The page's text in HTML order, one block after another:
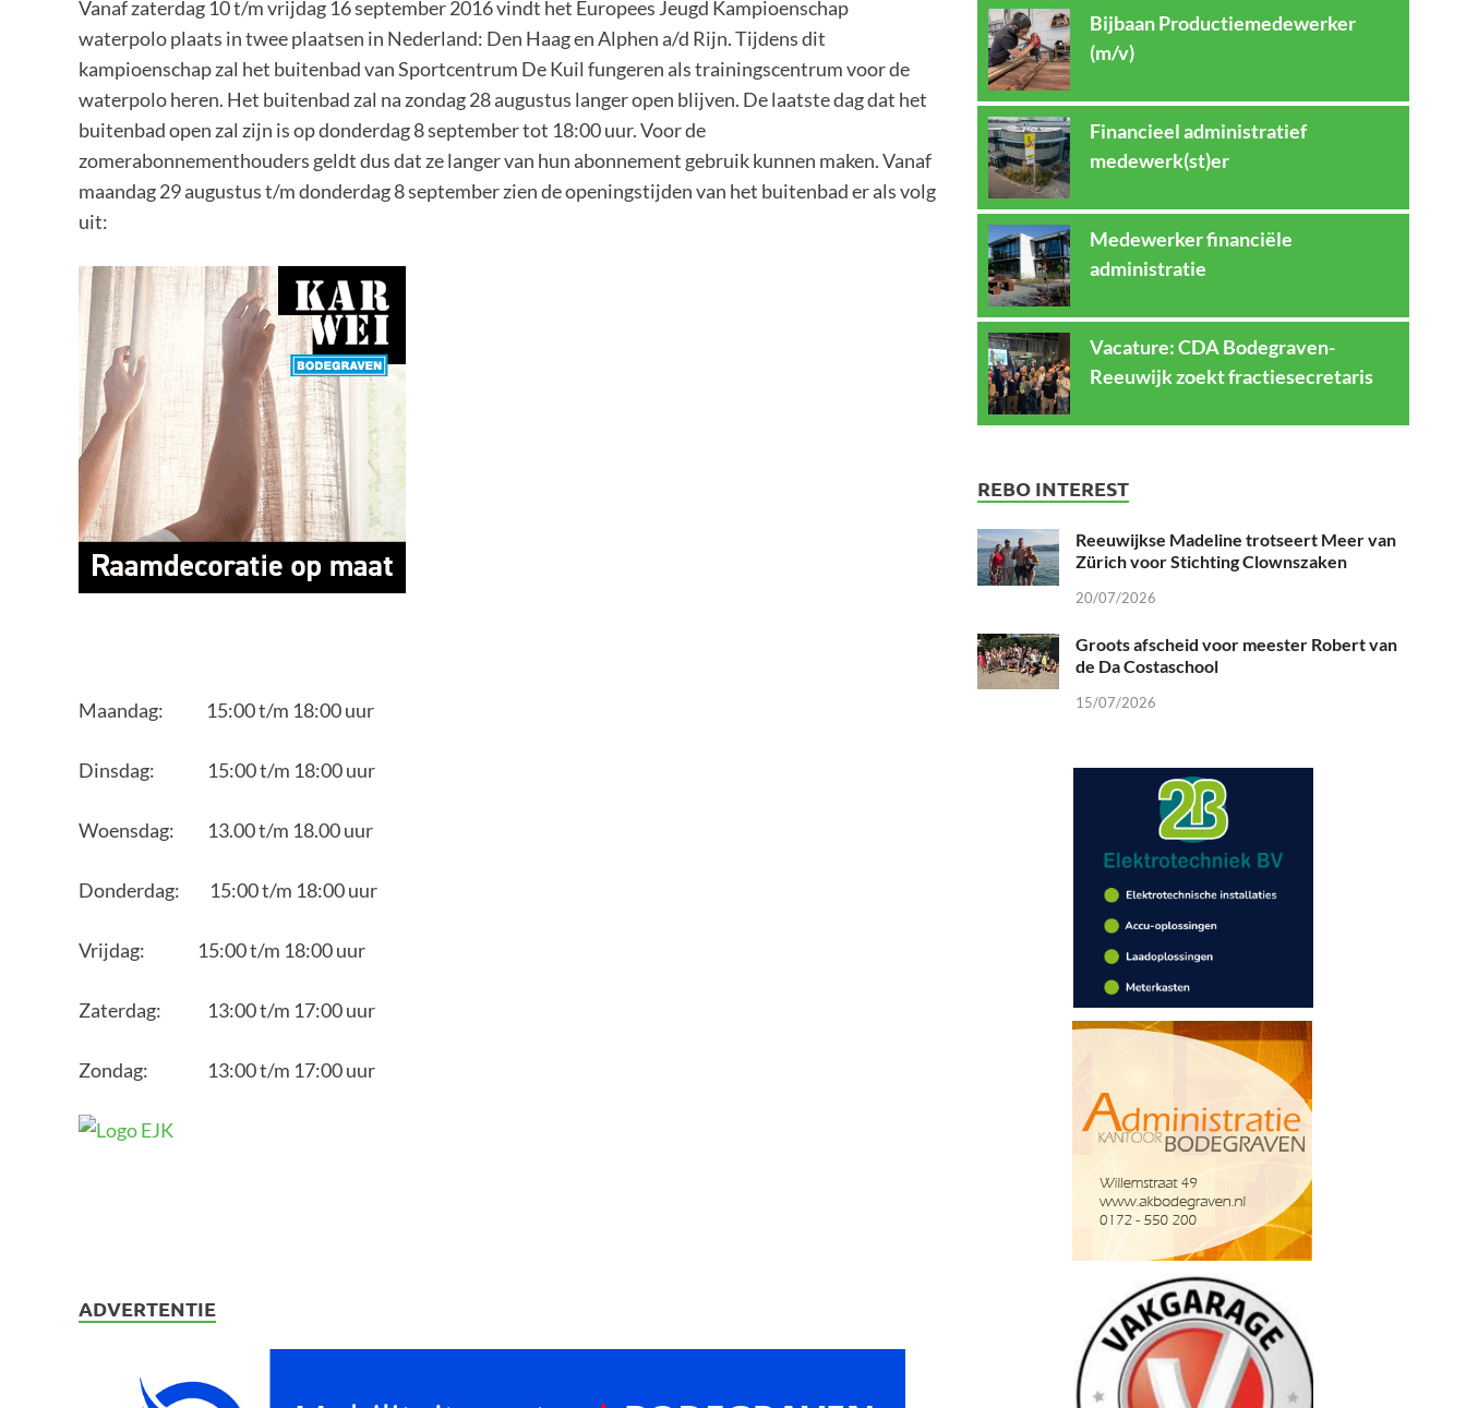
Vanaf zaterdag 10 t/m vrijdag 16 september 2016 vindt het Europees Jeugd Kampioenschap
waterpolo plaats in twee plaatsen in Nederland: Den Haag en Alphen a/d Rijn. Tijdens dit
kampioenschap zal het buitenbad van Sportcentrum De Kuil fungeren als trainingscentrum voor de
waterpolo heren. Het buitenbad zal na zondag 28 augustus langer open blijven. De laatste dag dat het
buitenbad open zal zijn is op donderdag 8 september tot 18:00 uur. Voor de
zomerabonnementhouders geldt dus dat ze langer van hun abonnement gebruik kunnen maken. Vanaf
maandag 29 augustus t/m donderdag 8 september zien de openingstijden van het buitenbad er als volg
uit:
Maandag: 15:00 t/m 18:00 uur
Dinsdag: 15:00 t/m 18:00 uur
Woensdag: 13.00 t/m 18.00 uur
Donderdag: 15:00 t/m 18:00 uur
Vrijdag: 15:00 t/m 18:00 uur
Zaterdag: 13:00 t/m 17:00 uur
Zondag: 13:00 t/m 17:00 uur
ADVERTENTIE
Bijbaan Productiemedewerker
(m/v)
Financieel administratief
medewerk(st)er
Medewerker financiële
administratie
Vacature: CDA Bodegraven-
Reeuwijk zoekt fractiesecretaris
REBO INTEREST
Reeuwijkse Madeline trotseert Meer van
Zürich voor Stichting Clownszaken
20/07/2026
Groots afscheid voor meester Robert van
de Da Costaschool
15/07/2026